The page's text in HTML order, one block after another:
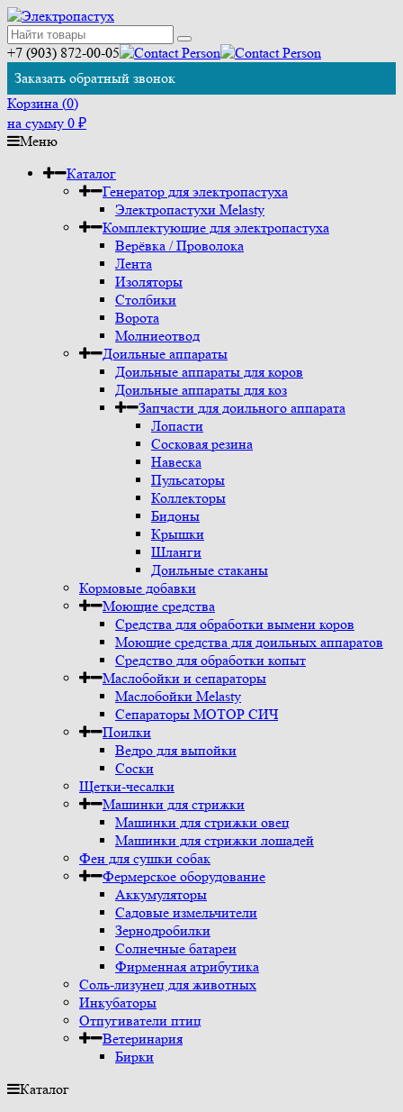
+7 (903) 872-00-05
Заказать обратный звонок
Корзина (0)
на сумму 0 ₽
Меню
Каталог
Генератор для электропастуха
Электропастухи Melasty
Комплектующие для электропастуха
Верёвка / Проволока
Лента
Изоляторы
Столбики
Ворота
Молниеотвод
Доильные аппараты
Доильные аппараты для коров
Доильные аппараты для коз
Запчасти для доильного аппарата
Лопасти
Сосковая резина
Навеска
Пульсаторы
Коллекторы
Бидоны
Крышки
Шланги
Доильные стаканы
Кормовые добавки
Моющие средства
Средства для обработки вымени коров
Моющие средства для доильных аппаратов
Средство для обработки копыт
Маслобойки и сепараторы
Маслобойки Melasty
Сепараторы МОТОР СИЧ
Поилки
Ведро для выпойки
Соски
Щетки-чесалки
Машинки для стрижки
Машинки для стрижки овец
Машинки для стрижки лошадей
Фен для сушки собак
Фермерское оборудование
Аккумуляторы
Садовые измельчители
Зернодробилки
Солнечные батареи
Фирменная атрибутика
Соль-лизунец для животных
Инкубаторы
Отпугиватели птиц
Ветеринария
Бирки
Каталог